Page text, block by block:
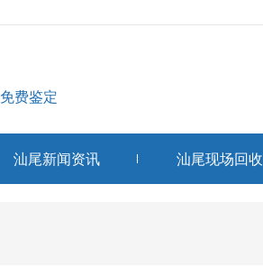
免费鉴定
汕尾新闻资讯 汕尾现场回收